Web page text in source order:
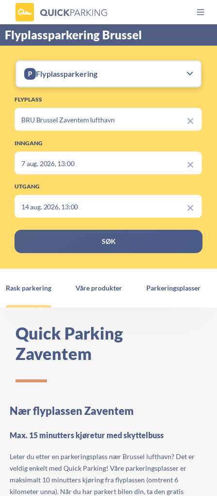
Flyplassparkering Brussel
Flyplassparkering
FLYPLASS
INNGANG
UTGANG
SØK
Rask parkering Våre produkter Parkeringsplasser
Quick Parking
Zaventem
Nær flyplassen Zaventem
Max. 15 minutters kjøretur med skyttelbuss
Leter du etter en parkeringsplass nær Brussel lufthavn? Det er
veldig enkelt med Quick Parking! Våre parkeringsplasser er
maksimalt 10 minutters kjøring fra flyplassen (omtrent 6
kilometer unna). Når du har parkert bilen din, ta den gratis